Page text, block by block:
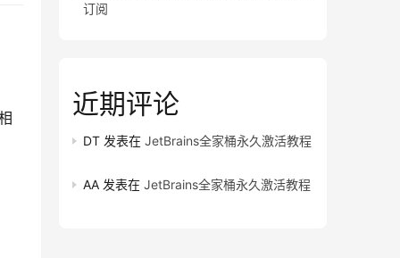
订阅
近期评论
DT 发表在 JetBrains全家桶永久激活教程
AA 发表在 JetBrains全家桶永久激活教程